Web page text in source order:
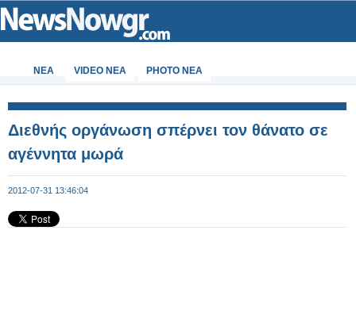
ΝΕΑ VIDEO NEA PHOTO NEA
Διεθνής οργάνωση σπέρνει τον θάνατο σε
αγέννητα μωρά
2012-07-31 13:46:04